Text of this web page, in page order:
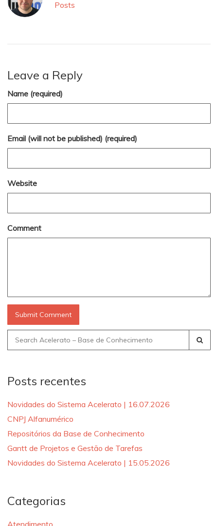
Posts
Leave a Reply
Name (required)
Email (will not be published) (required)
Website
Comment
Search
for:
Posts recentes
Novidades do Sistema Acelerato | 16.07.2026
CNPJ Alfanumérico
Repositórios da Base de Conhecimento
Gantt de Projetos e Gestão de Tarefas
Novidades do Sistema Acelerato | 15.05.2026
Categorias